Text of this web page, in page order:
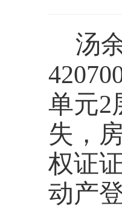
汤
单元2
失，
权证
动产